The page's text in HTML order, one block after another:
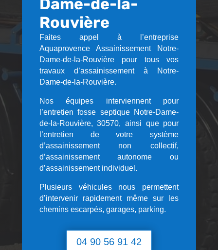
Dame-de-la-
Rouvière
Faites appel à l’entreprise
Aquaprovence Assainissement Notre-
Dame-de-la-Rouvière pour tous vos
travaux d’assainissement à Notre-
Dame-de-la-Rouvière.
Nos équipes interviennent pour
l’entretien fosse septique Notre-Dame-
de-la-Rouvière, 30570, ainsi que pour
l’entretien de votre système
d’assainissement non collectif,
d’assainissement autonome ou
d’assainissement individuel.
Plusieurs véhicules nous permettent
d’intervenir rapidement même sur les
chemins escarpés, garages, parking.
04 90 56 91 42